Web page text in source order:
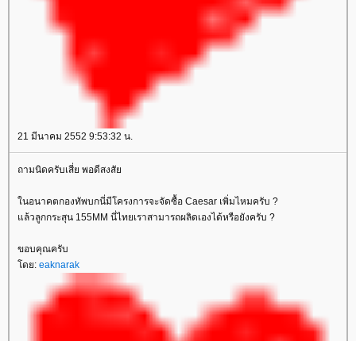
21 มีนาคม 2552 9:53:32 น.
ถามนิดครับเสี่ย พอดีสงสั
นอนาคตกองทัพบกนี่มีโครงการจะจัดซื้อ Caesar เพิ่มไหมครับ ?
ล้วลูกกระสุน 155MM นี่ไทยเราสามารถผลิดเองได้หรือยังครับ ?
ขอบคุณครับ
ดย: eaknarak